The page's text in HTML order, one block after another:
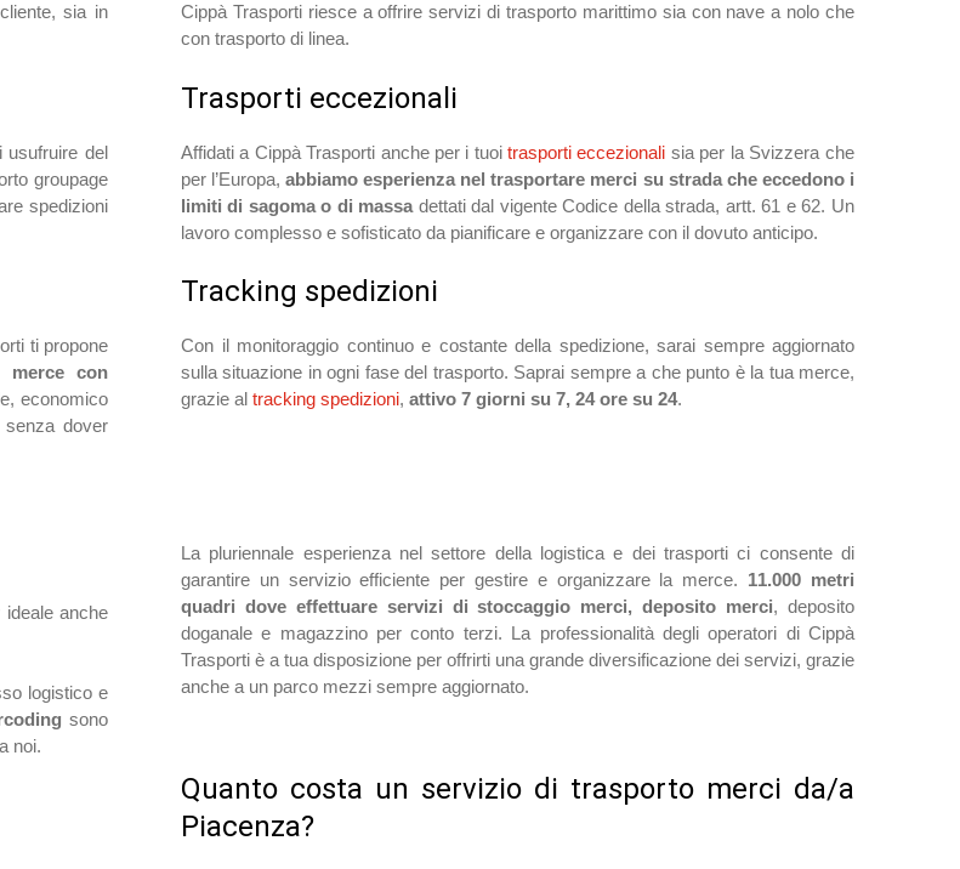
sia in
usufruire del
groupage
spedizioni
ti propone
merce con
economico
dover
Cippà Trasporti riesce a offrire servizi di trasporto marittimo sia con nave a nolo che
con trasporto di linea.
Trasporti eccezionali
Affidati a Cippà Trasporti anche per i tuoi trasporti eccezionali sia per la Svizzera che
per l’Europa, abbiamo esperienza nel trasportare merci su strada che eccedono i
limiti di sagoma o di massa dettati dal vigente Codice della strada, artt. 61 e 62. Un
lavoro complesso e sofisticato da pianificare e organizzare con il dovuto anticipo.
Tracking spedizioni
Con il monitoraggio continuo e costante della spedizione, sarai sempre aggiornato
sulla situazione in ogni fase del trasporto. Saprai sempre a che punto è la tua merce,
grazie al tracking spedizioni, attivo 7 giorni su 7, 24 ore su 24.
ideale anche
logistico e
sono
noi.
La pluriennale esperienza nel settore della logistica e dei trasporti ci consente di
garantire un servizio efficiente per gestire e organizzare la merce. 11.000 metri
quadri dove effettuare servizi di stoccaggio merci, deposito merci, deposito
doganale e magazzino per conto terzi. La professionalità degli operatori di Cippà
Trasporti è a tua disposizione per offrirti una grande diversificazione dei servizi, grazie
anche a un parco mezzi sempre aggiornato.
Quanto costa un servizio di trasporto merci da/a
Piacenza?